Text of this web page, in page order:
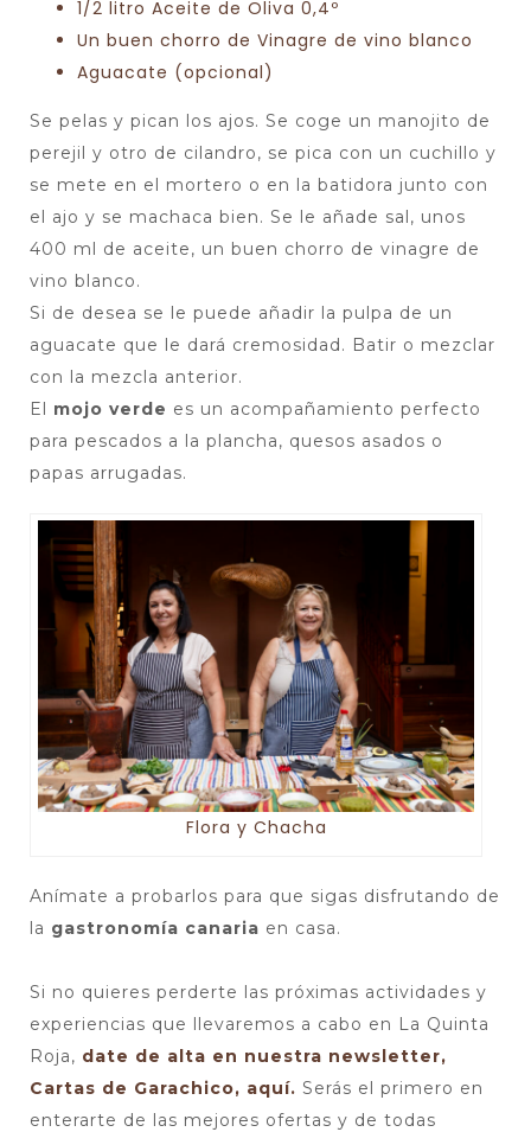
1/2 litro Aceite de Oliva 0,4º
Un buen chorro de Vinagre de vino blanco
Aguacate (opcional)
Se pelas y pican los ajos. Se coge un manojito de
perejil y otro de cilandro, se pica con un cuchillo y
se mete en el mortero o en la batidora junto con
el ajo y se machaca bien. Se le añade sal, unos
400 ml de aceite, un buen chorro de vinagre de
vino blanco.
Si de desea se le puede añadir la pulpa de un
aguacate que le dará cremosidad. Batir o mezclar
con la mezcla anterior.
El mojo verde es un acompañamiento perfecto
para pescados a la plancha, quesos asados o
papas arrugadas.
Flora y Chacha
Anímate a probarlos para que sigas disfrutando de
la gastronomía canaria en casa.
Si no quieres perderte las próximas actividades y
experiencias que llevaremos a cabo en La Quinta
Roja, date de alta en nuestra newsletter,
Cartas de Garachico, aquí. Serás el primero en
enterarte de las mejores ofertas y de todas